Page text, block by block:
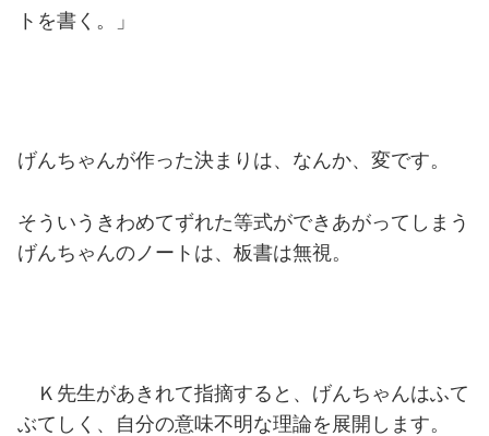
トを書く。」
げんちゃんが作った決まりは、なんか、変です。
そういうきわめてずれた等式ができあがってしまう
げんちゃんのノートは、板書は無視。
Ｋ先生があきれて指摘すると、げんちゃんはふて
ぶてしく、自分の意味不明な理論を展開します。